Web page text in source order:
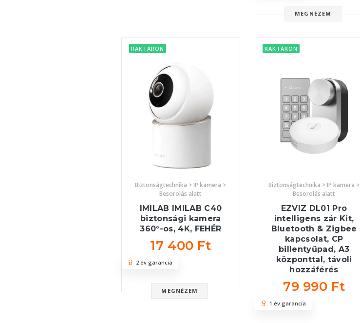
MEGNÉZEM
RAKTÁRON
Biztonságtechnika > IP kamera >
Besorolás alatt
IMILAB IMILAB C40
biztonsági kamera
360°-os, 4K, FEHÉR
17 400 Ft
MEGNÉZEM
2 év garancia
RAKTÁRON
Biztonságtechnika > IP kamera >
Besorolás alatt
EZVIZ DL01 Pro
intelligens zár Kit,
Bluetooth & Zigbee
kapcsolat, CP
billentyűpad, A3
központtal, távoli
hozzáférés
79 990 Ft
1 év garancia